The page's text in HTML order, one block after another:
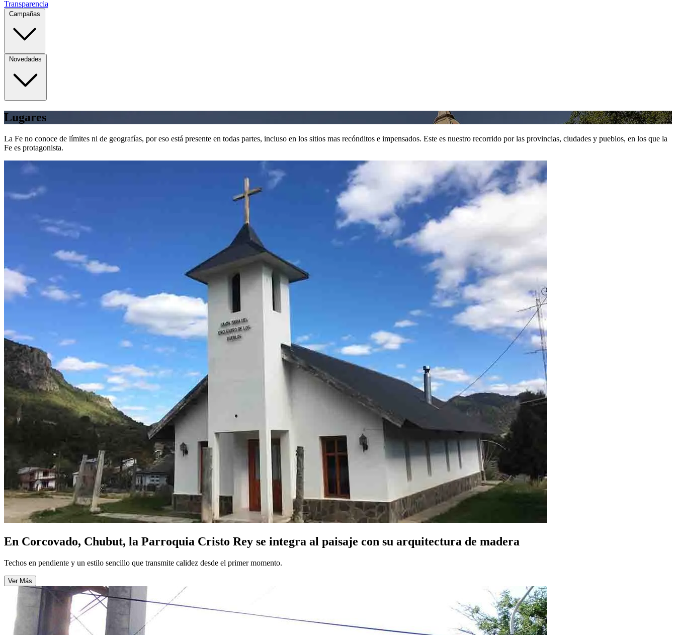
Transparencia
Campañas
Novedades
Lugares
La Fe no conoce de límites ni de geografías, por eso está presente en todas partes, incluso en los sitios mas recónditos e impensados. Este es nuestro recorrido por las provincias, ciudades y pueblos, en los que la
Fe es protagonista.
En Corcovado, Chubut, la Parroquia Cristo Rey se integra al paisaje con su arquitectura de madera
Techos en pendiente y un estilo sencillo que transmite calidez desde el primer momento.
Ver Más